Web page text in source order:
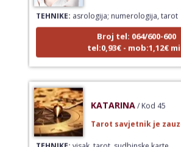
TEHNIKE:asrologija; numerologija, tarot
Broj tel: 064/600-600
tel:0,93€ - mob:1,12€ min
TEHNIKE:visak, tarot, sudbinske karte